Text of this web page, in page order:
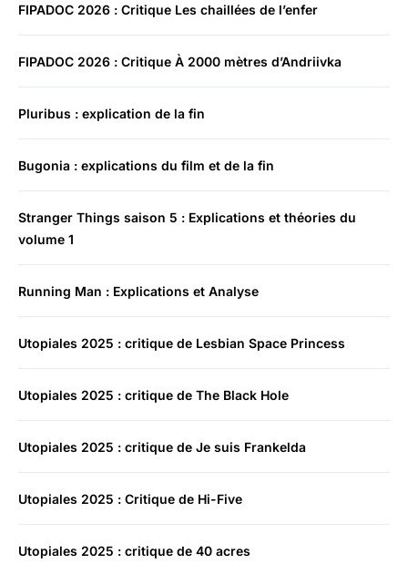
FIPADOC 2026 : Critique Les chaillées de l’enfer
FIPADOC 2026 : Critique À 2000 mètres d’Andriivka
Pluribus : explication de la fin
Bugonia : explications du film et de la fin
Stranger Things saison 5 : Explications et théories du
volume 1
Running Man : Explications et Analyse
Utopiales 2025 : critique de Lesbian Space Princess
Utopiales 2025 : critique de The Black Hole
Utopiales 2025 : critique de Je suis Frankelda
Utopiales 2025 : Critique de Hi-Five
Utopiales 2025 : critique de 40 acres